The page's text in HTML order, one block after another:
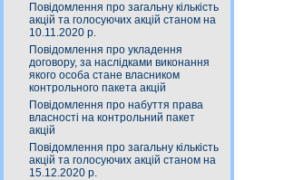
Повідомлення про загальну кількість
акцій та голосуючих акцій станом на
10.11.2020 р.
Повідомлення про укладення
договору, за наслідками виконання
якого особа стане власником
контрольного пакета акцій
Повідомлення про набуття права
власності на контрольний пакет
акцій
Повідомлення про загальну кількість
акцій та голосуючих акцій станом на
15.12.2020 р.